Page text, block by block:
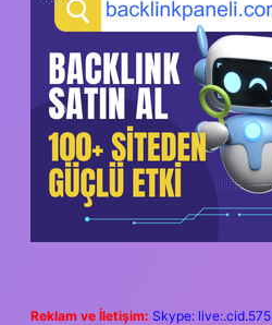
Reklam ve İletişim: Skype: